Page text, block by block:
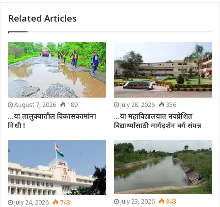
Related Articles
August 7, 2026 189
…या तालुक्यातील विकासकामांना
निधी !
July 28, 2026 356
…या महाविद्यालयात नवप्रवेशित
विद्यार्थ्यांसाठी मार्गदर्शन वर्ग संपन्न
July 24, 2026 743 July 23, 2026 843